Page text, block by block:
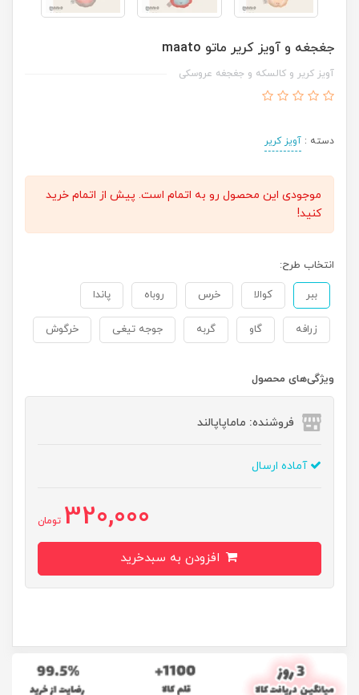
جغجغه و آویز کریر ماتو maato
آویز کریر و کالسکه و جغجغه عروسکی
دسته : آویز کریر
موجودی این محصول رو به اتمام است. پیش از اتمام خرید
کنید!
انتخاب طرح:
ببر کوالا خرس روباه پاندا
زرافه گاو گربه جوجه تیغی خرگوش
ویژگی‌های محصول
فروشنده: ماماپاپالند
آماده ارسال
320,000 تومان